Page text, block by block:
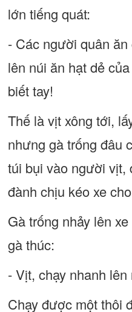
lớn tiếng quát:
- Các người quân
lên núi ăn hạt dẻ
biết tay!
Thế là vịt xông tới,
nhưng gà trống đâu
túi bụi vào người vịt,
đành chịu kéo xe
Gà trống nhảy lên
gà thúc:
- Vịt, chạy nhanh lên
Chạy được một thôi